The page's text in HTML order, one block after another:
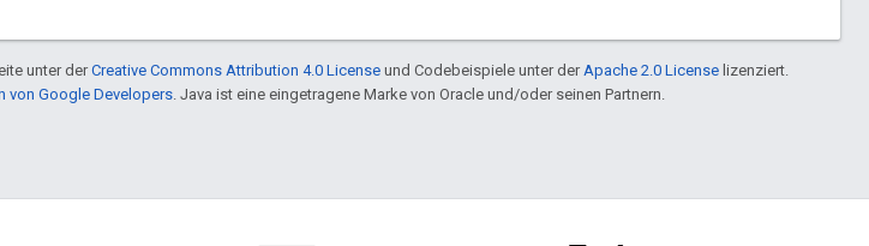
unter derCreative Commons Attribution 4.0 License und Codebeispiele unter der Apache 2.0 License lizenziert.
von Google Developers . Java ist eine eingetragene Marke von Oracle und/oder seinen Partnern.